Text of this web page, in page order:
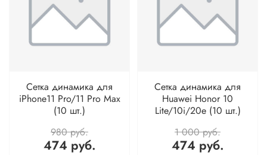
Сетка динамика для
iPhone11 Pro/11 Pro Max
(10 шт.)
980 руб.
474 руб.
Сетка динамика для
Huawei Honor 10
Lite/10i/20e (10 шт.)
1 000 руб.
474 руб.